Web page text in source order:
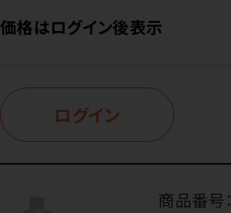
価格はログイン後表示
ログイン
商品番号：